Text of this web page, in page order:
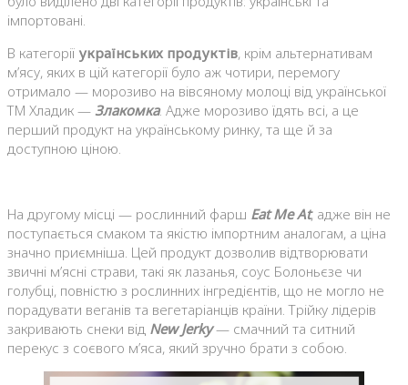
імпортовані.
В категорії українських продуктів, крім альтернативам
м’ясу, яких в цій категорії було аж чотири, перемогу
отримало — морозиво на вівсяному молоці від української
ТМ Хладик — Злакомка. Адже морозиво їдять всі, а це
перший продукт на українському ринку, та ще й за
доступною ціною.
На другому місці — рослинний фарш Eat Me At, адже він не
поступається смаком та якістю імпортним аналогам, а ціна
значно приємніша. Цей продукт дозволив відтворювати
звичні м’ясні страви, такі як лазанья, соус Болоньєзе чи
голубці, повністю з рослинних інгредієнтів, що не могло не
порадувати веганів та вегетаріанців країни. Трійку лідерів
закривають снеки від New Jerky— смачний та ситний
перекус з соєвого м’яса, який зручно брати з собою.